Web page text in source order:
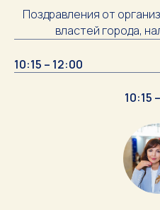
Поздравления от
властей города,
10:15 – 12:00
10:15